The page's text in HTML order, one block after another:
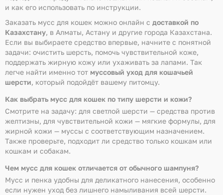
и как его использовать по инструкции.
Заказать мусс для кошек можно онлайн с доставкой по
Казахстану, в Алматы, Астану и другие города Казахстана.
Если вы выбираете средство впервые, начните с понятной
задачи: очистить шерсть, помочь чувствительной коже,
поддержать жирную кожу или ухаживать за лапами. Так
легче найти именно тот муссовый уход для кошачьей
шерсти, который подойдёт вашему питомцу.
Как выбрать мусс для кошек по типу шерсти и кожи?
Смотрите на задачу: для светлой шерсти — средства против
желтизны, для чувствительной кожи — мягкие формулы, для
жирной кожи — муссы с соответствующим назначением.
Также проверьте, подходит ли средство только кошкам или
кошкам и собакам.
Чем мусс для кошек отличается от обычного шампуня?
Мусс и пенка удобны для деликатного нанесения, особенно
если нужен уход без лишнего намыливания всей шерсти.